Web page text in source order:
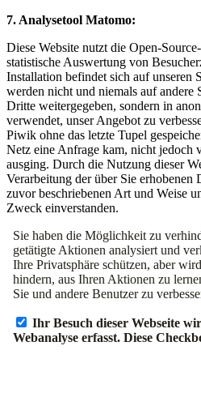
7. Analysetool Matomo:
Diese Website nutzt die Open-
statistische Auswertung von
Installation befindet sich auf unseren
werden nicht und niemals auf andere
Dritte weitergegeben, sondern in
verwendet, unser Angebot zu
Piwik ohne das letzte Tupel
Netz eine Anfrage kam, nicht jedoch
ausging. Durch die Nutzung dieser
Verarbeitung der über Sie
zuvor beschriebenen Art und Weise
Zweck einverstanden.